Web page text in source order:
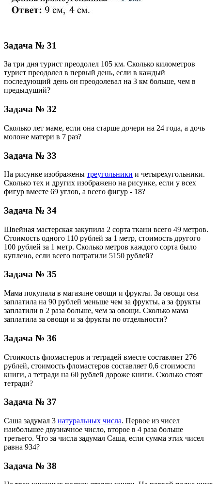
Задача № 31
За три дня турист преодолел 105 км. Сколько километров
турист преодолел в первый день, если в каждый
последующий день он преодолевал на 3 км больше, чем в
предыдущий?
Задача № 32
Сколько лет маме, если она старше дочери на 24 года, а дочь
моложе матери в 7 раз?
Задача № 33
На рисунке изображены треугольники и четырехугольники.
Сколько тех и других изображено на рисунке, если у всех
фигур вместе 69 углов, а всего фигур - 18?
Задача № 34
Швейная мастерская закупила 2 сорта ткани всего 49 метров.
Стоимость одного 110 рублей за 1 метр, стоимость другого
100 рублей за 1 метр. Сколько метров каждого сорта было
куплено, если всего потратили 5150 рублей?
Задача № 35
Мама покупала в магазине овощи и фрукты. За овощи она
заплатила на 90 рублей меньше чем за фрукты, а за фрукты
заплатили в 2 раза больше, чем за овощи. Сколько мама
заплатила за овощи и за фрукты по отдельности?
Задача № 36
Стоимость фломастеров и тетрадей вместе составляет 276
рублей, стоимость фломастеров составляет 0,6 стоимости
книги, а тетради на 60 рублей дороже книги. Сколько стоят
тетради?
Задача № 37
Саша задумал 3 натуральных числа. Первое из чисел
наибольшее двузначное число, второе в 4 раза больше
третьего. Что за числа задумал Саша, если сумма этих чисел
равна 934?
Задача № 38